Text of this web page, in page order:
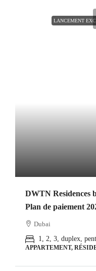
LANCEMENT
DWTN Residences
Plan de paiement
Dubai
1, 2, 3, duplex,
APPARTEMENT,